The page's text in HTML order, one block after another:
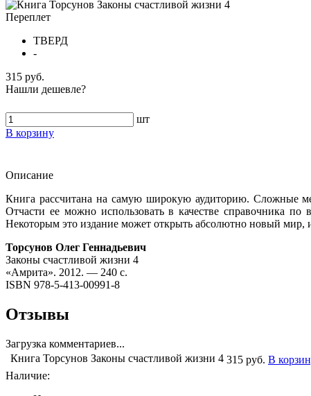
Переплет
ТВЕРД
-
315 руб.
Нашли дешевле?
шт
В корзину
Описание
Книга рассчитана на самую широкую аудиторию. Сложные
Отчасти ее можно использовать в качестве справочника
Некоторым это издание может открыть абсолютно новый мир,
Торсунов Олег Геннадьевич
Законы счастливой жизни 4
«Амрита». 2012. — 240 с.
ISBN 978-5-413-00991-8
Отзывы
Загрузка комментариев...
Книга Торсунов Законы счастливой жизни 4 315 руб. В
Наличие: